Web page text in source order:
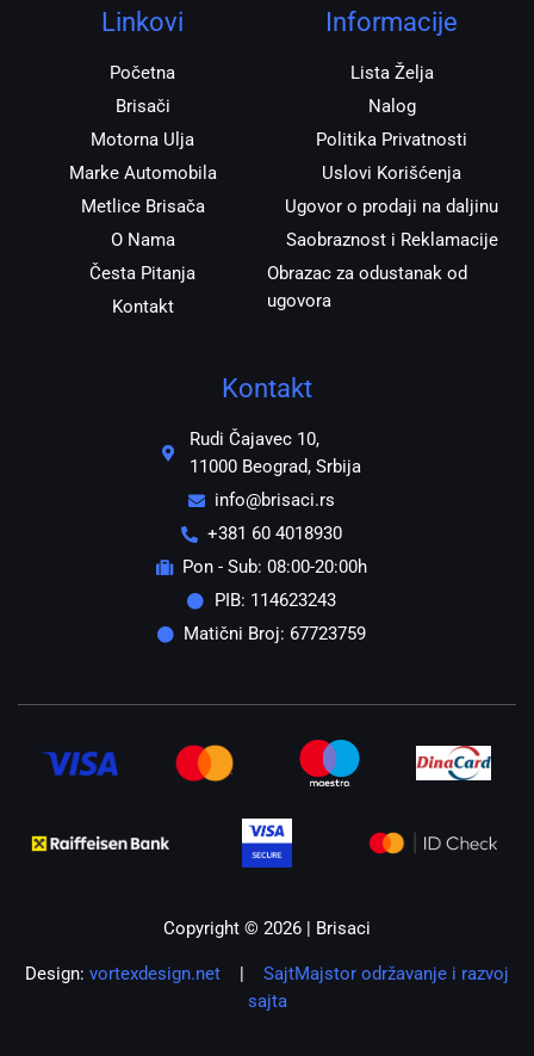
r
a
Linkovi
Početna
Brisači
Motorna Ulja
Marke Automobila
Metlice Brisača
O Nama
Česta Pitanja
Kontakt
Informacije
Lista Želja
Nalog
Politika Privatnosti
Uslovi Korišćenja
Ugovor o prodaji na daljinu
Saobraznost i Reklamacije
Obrazac za odustanak od
ugovora
Kontakt
Rudi Čajavec 10,
11000 Beograd, Srbija
info@brisaci.rs
+381 60 4018930
Pon - Sub: 08:00-20:00h
PIB: 114623243
Matični Broj: 67723759
Copyright © 2026 | Brisaci
Design: vortexdesign.net
SajtMajstor održavanje i razvoj
sajta